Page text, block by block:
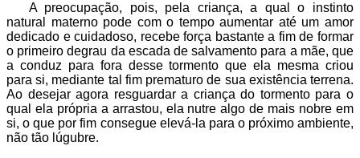
A preocupação, pois, pela criança, a qual o instinto
natural materno pode com o tempo aumentar até um amor
dedicado e cuidadoso, recebe força bastante a fim de formar
o primeiro degrau da escada de salvamento para a mãe, que
a conduz para fora desse tormento que ela mesma criou
para si, mediante tal fim prematuro de sua existência terrena.
Ao desejar agora resguardar a criança do tormento para o
qual ela própria a arrastou, ela nutre algo de mais nobre em
si, o que por fim consegue elevá-la para o próximo ambiente,
não tão lúgubre.